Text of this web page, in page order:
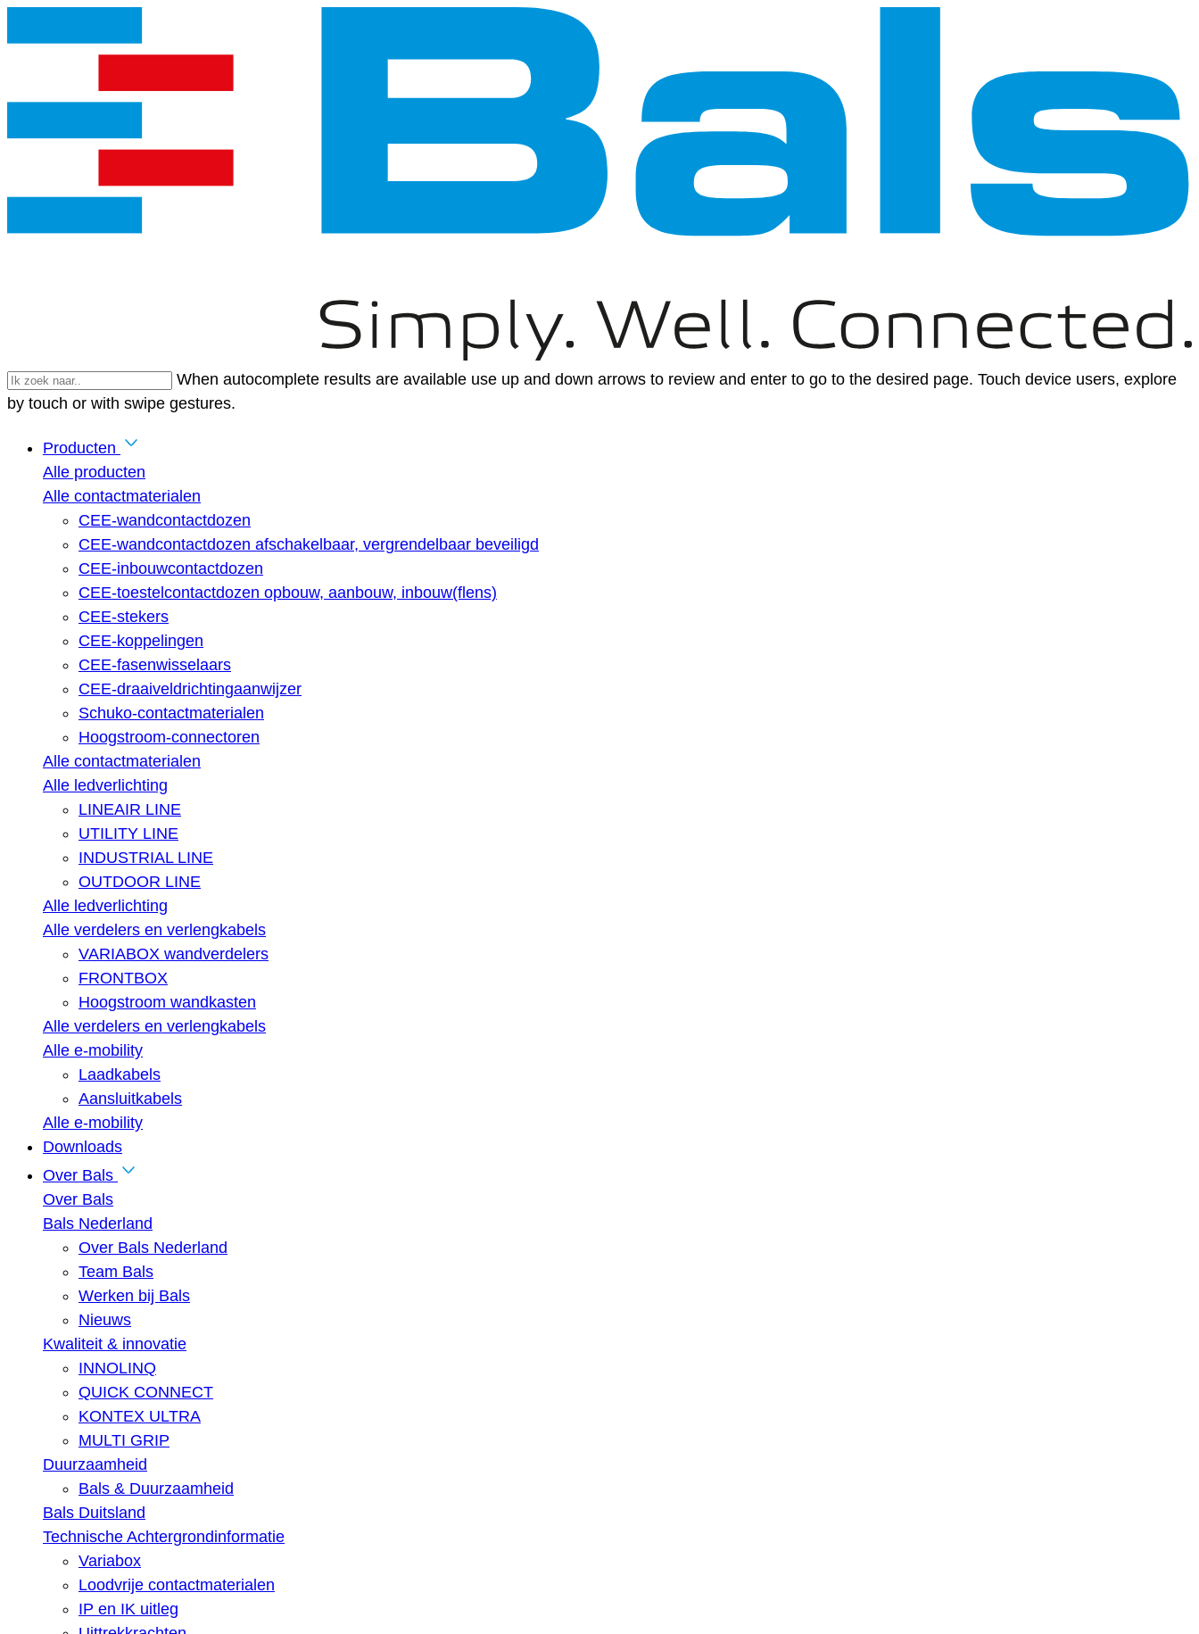
When autocomplete results are available use up and down arrows to review and enter to go to the desired page. Touch device users, explore
by touch or with swipe gestures.
Producten
Alle producten
Alle contactmaterialen
CEE-wandcontactdozen
CEE-wandcontactdozen afschakelbaar, vergrendelbaar beveiligd
CEE-inbouwcontactdozen
CEE-toestelcontactdozen opbouw, aanbouw, inbouw(flens)
CEE-stekers
CEE-koppelingen
CEE-fasenwisselaars
CEE-draaiveldrichtingaanwijzer
Schuko-contactmaterialen
Hoogstroom-connectoren
Alle contactmaterialen
Alle ledverlichting
LINEAIR LINE
UTILITY LINE
INDUSTRIAL LINE
OUTDOOR LINE
Alle ledverlichting
Alle verdelers en verlengkabels
VARIABOX wandverdelers
FRONTBOX
Hoogstroom wandkasten
Alle verdelers en verlengkabels
Alle e-mobility
Laadkabels
Aansluitkabels
Alle e-mobility
Downloads
Over Bals
Over Bals
Bals Nederland
Over Bals Nederland
Team Bals
Werken bij Bals
Nieuws
Kwaliteit & innovatie
INNOLINQ
QUICK CONNECT
KONTEX ULTRA
MULTI GRIP
Duurzaamheid
Bals & Duurzaamheid
Bals Duitsland
Technische Achtergrondinformatie
Variabox
Loodvrije contactmaterialen
IP en IK uitleg